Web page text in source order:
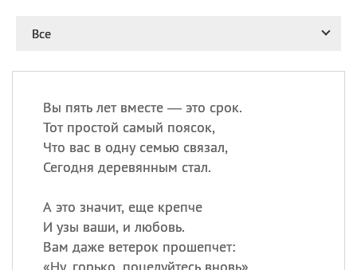
Все
Вы пять лет вместе — это срок.
Тот простой самый поясок,
Что вас в одну семью связал,
Сегодня деревянным стал.
А это значит, еще крепче
И узы ваши, и любовь.
Вам даже ветерок прошепчет:
великомученика
покровителя всех
врачей и целителя
больных
09.08 День книголюбов (Book
ИМЕНА
Сегодня празднуют именины